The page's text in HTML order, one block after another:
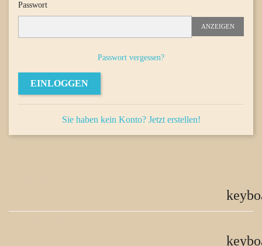
Passwort
ANZEIGEN
Passwort vergessen?
EINLOGGEN
Sie haben kein Konto? Jetzt erstellen!